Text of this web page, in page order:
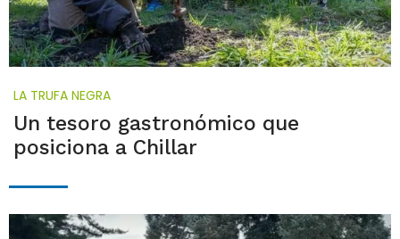
LA TRUFA NEGRA
Un tesoro gastronómico que
posiciona a Chillar